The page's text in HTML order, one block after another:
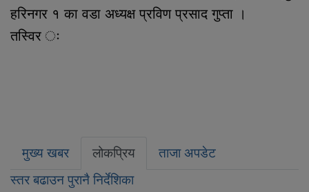
हरिनगर १ का वडा अध्यक्ष प्रविण प्रसाद गुप्ता ।
तस्विर ः
मुख्य खबर लोकप्रिय
ताजा अपडेट
स्तर बढाउन पुरानै निर्देशिका